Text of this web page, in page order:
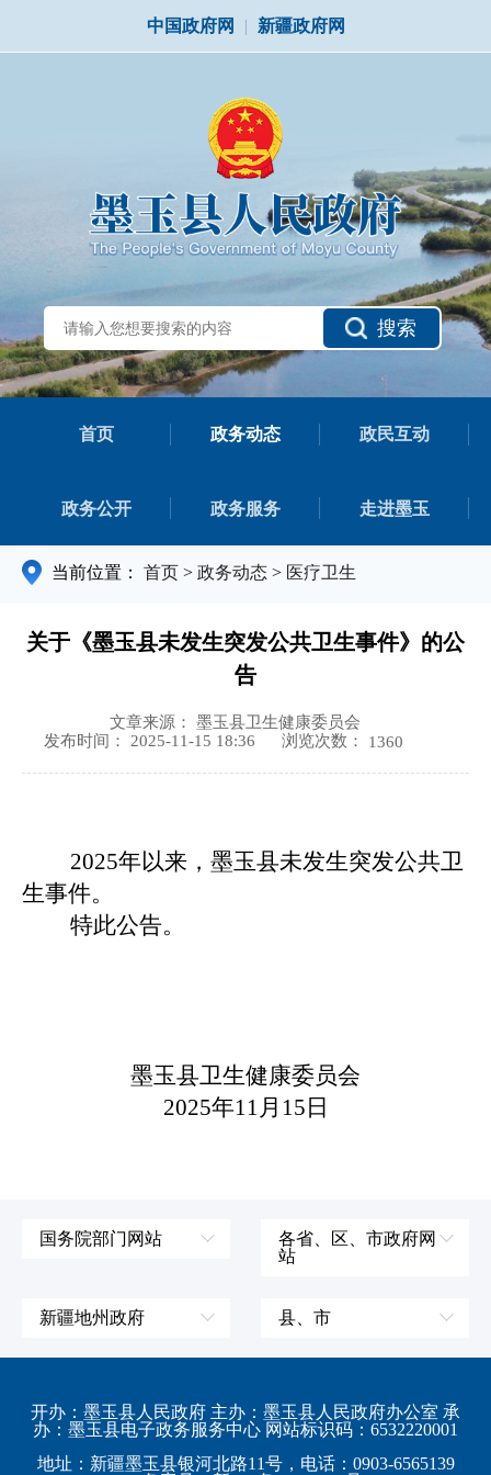
中国政府网 | 新疆政府网
搜索
首页 政务动态 政民互动
政务公开 政务服务 走进墨玉
当前位置： 首页 > 政务动态 > 医疗卫生
关于《墨玉县未发生突发公共卫生事件》的公
告
文章来源： 墨玉县卫生健康委员会
发布时间： 2025-11-15 18:36
浏览次数： 1360
2025年以来，墨玉县未发生突发公共卫
生事件。
特此公告。
墨玉县卫生健康委员会
2025年11月15日
国务院部门网站
国防部
教育部
工业和信息化部
各省、区、市政府网
站
江苏省
浙江省
新疆地州政府
伊犁哈萨克自治州
阿勒泰地区
博尔塔拉蒙古自治州
县、市
皮山县
策勒县
民丰县
开办：墨玉县人民政府 主办：墨玉县人民政府办公室 承
办：墨玉县电子政务服务中心 网站标识码：6532220001
地址：新疆墨玉县银河北路11号，电话：0903-6565139